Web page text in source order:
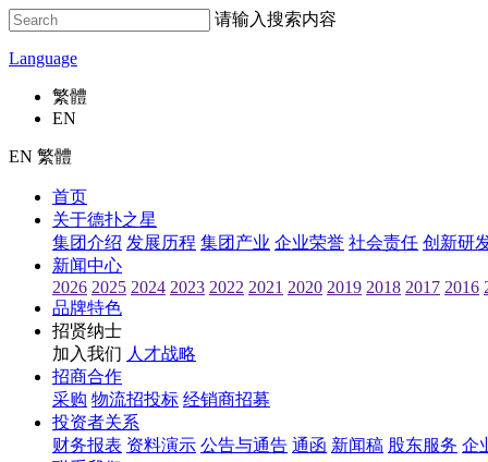
请输入搜索内容
Language
繁體
EN
EN 繁體
首页
关于德扑之星
集团介绍 发展历程 集团产业 企业荣誉 社会责任 创新研
新闻中心
2026 2025 2024 2023 2022 2021 2020 2019 2018 2017 2016
品牌特色
招贤纳士
加入我们 人才战略
招商合作
采购 物流招投标 经销商招募
投资者关系
财务报表 资料演示 公告与通告 通函 新闻稿 股东服务 企